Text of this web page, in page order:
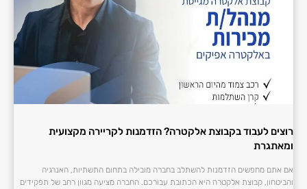
רוצים לעבוד בקבוצת אלקטרה? הזדמנות לקריירה מקצועית
ומאתגרת
אם אתם מחפשים הזדמנות להשתלב בחברה מובילה בתחום התשתיות, האנרגיה
והביטחון, קבוצת אלקטרה היא הכתובת עבורכם. החברה מציעה מגוון רחב של תפקידים